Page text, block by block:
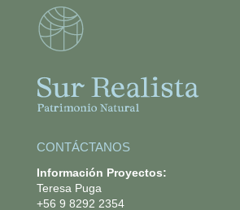
CONTÁCTANOS
Información Proyectos:
Teresa Puga
+56 9 8292 2354